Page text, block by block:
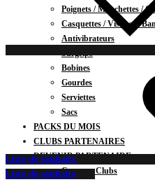
Poignets / Manchettes /
Casquettes / Visières /
Antivibrateurs
Surgrips
Bobines
Gourdes
Serviettes
Sacs
PACKS DU MOIS
CLUBS PARTENAIRES
DEVENIR PARTENAIRE
Contrats Clubs
Liste de souhaits
Liste de souhaits